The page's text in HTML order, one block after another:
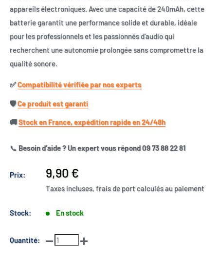
appareils électroniques. Avec une capacité de 240mAh, cette
batterie garantit une performance solide et durable, idéale
pour les professionnels et les passionnés d'audio qui
recherchent une autonomie prolongée sans compromettre la
qualité sonore.
✅​Compatibilité vérifiée par nos experts
🛡️​Ce produit est garanti
🚚​Stock en France, expédition rapide en 24/48h
📞 Besoin d’aide ? Un expert vous répond 09 73 88 22 81
Prix:
Prix
réduit
9,90 €
Taxes incluses, frais de port calculés au paiement
Stock: En stock
Quantité: